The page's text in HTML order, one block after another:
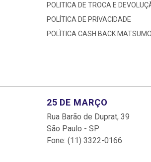
POLITICA DE TROCA E
POLÍTICA DE PRIVACIDADE
POLÌTICA CASH BACK
25 DE MARÇO
Rua Barão de Duprat, 39
São Paulo - SP
Fone: (11) 3322-0166